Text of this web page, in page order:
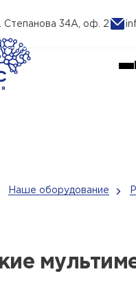
Степанова 34А, оф. 2
Наше оборудование